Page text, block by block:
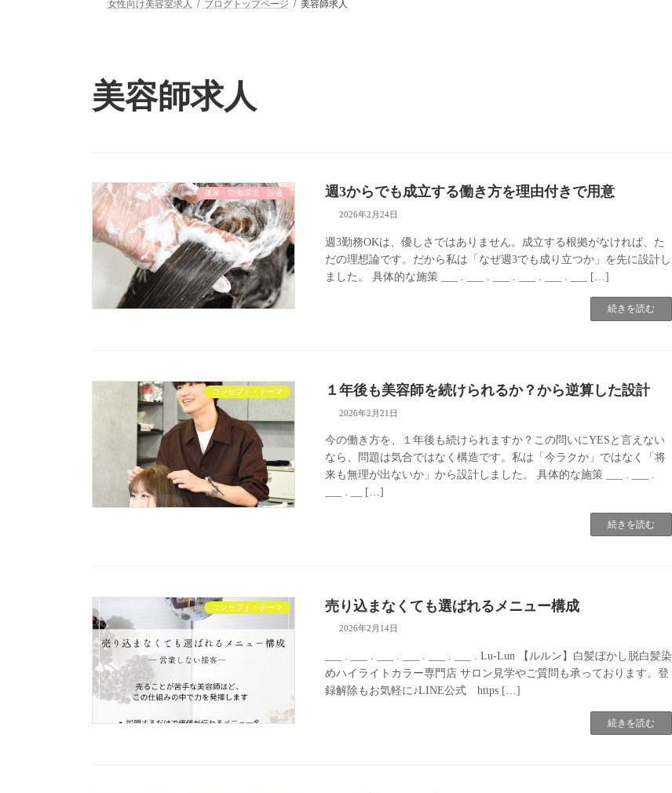
女性向け美容室求人 ブログトップページ 美容師求人
美容師求人
健康・労働環境・設備 週3からでも成立する働き方を理由付きで用意
2026年2月24日
週3勤務OKは、優しさではありません。成立する根拠がなければ、た
だの理想論です。だから私は「なぜ週3でも成り立つか」を先に設計し
ました。 具体的な施策 ___ . ___ . ___ . ___ . ___ . ___ […]
続きを読む
コンセプト・テーマ １年後も美容師を続けられるか？から逆算した設計
2026年2月21日
今の働き方を、１年後も続けられますか？この問いにYESと言えない
なら、問題は気合ではなく構造です。私は「今ラクか」ではなく「将
来も無理が出ないか」から設計しました。 具体的な施策 ___ . ___ .
___ . __ […]
続きを読む
コンセプト・テーマ 売り込まなくても選ばれるメニュー構成
2026年2月14日
___ . ___ . ___ . ___ . ___ . ___ . Lu-Lun 【ルルン】白髪ぼかし脱白髪染
めハイライトカラー専門店 サロン見学やご質問も承っております。登
録解除もお気軽に♪LINE公式 https […]
続きを読む